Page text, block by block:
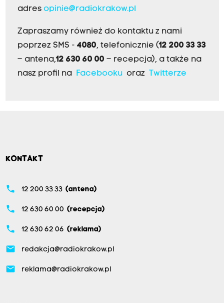
adres opinie@radiokrakow.pl
Zapraszamy również do kontaktu z nami
poprzez SMS - 4080, telefonicznie (12 200 33 33
– antena,12 630 60 00 – recepcja), a także na
nasz profil na
Facebookuoraz Twitterze
KONTAKT
phone 12 200 33 33 (antena)
phone 12 630 60 00 (recepcja)
phone 12 630 62 06 (reklama)
email redakcja@radiokrakow.pl
email reklama@radiokrakow.pl